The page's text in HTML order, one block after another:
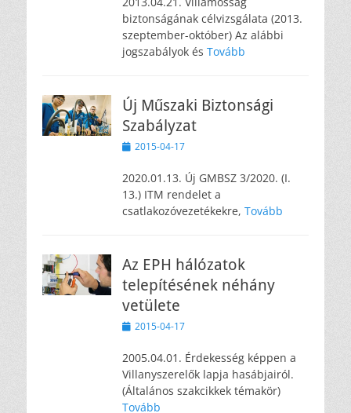
biztonságának célvizsgálata (2013.
szeptember-október) Az alábbi
jogszabályok és Tovább
Új Műszaki Biztonsági
Szabályzat
Közzétéve
2015-04-17
2020.01.13. Új GMBSZ 3/2020. (I.
13.) ITM rendelet a
csatlakozóvezetékekre, Tovább
Az EPH hálózatok
telepítésének néhány
vetülete
Közzétéve
2015-04-17
2005.04.01. Érdekesség képpen a
Villanyszerelők lapja hasábjairól.
(Általános szakcikkek témakör)
Tovább